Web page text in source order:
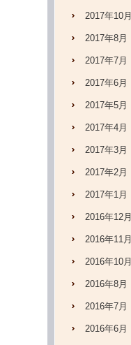
2017年10月
2017年8月
2017年7月
2017年6月
2017年5月
2017年4月
2017年3月
2017年2月
2017年1月
2016年12月
2016年11月
2016年10月
2016年8月
2016年7月
2016年6月